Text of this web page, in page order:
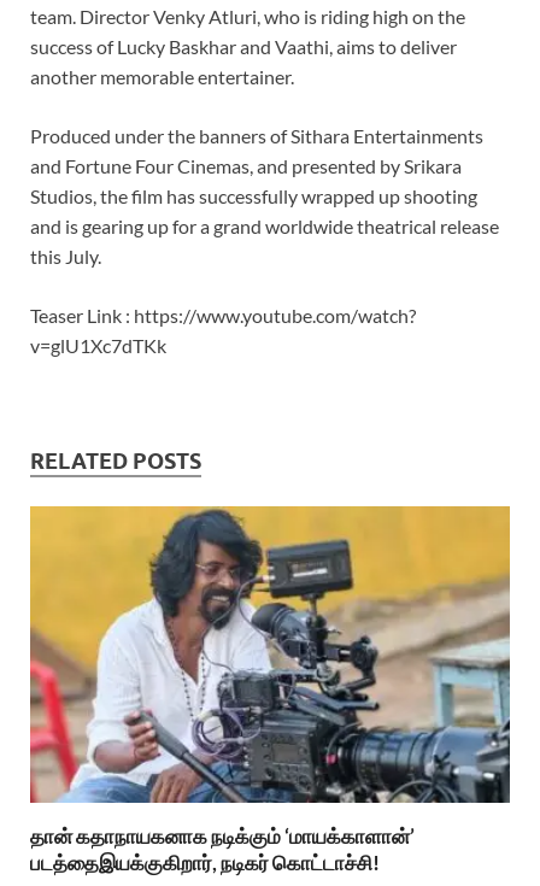
team. Director Venky Atluri, who is riding high on the
success of Lucky Baskhar and Vaathi, aims to deliver
another memorable entertainer.
Produced under the banners of Sithara Entertainments
and Fortune Four Cinemas, and presented by Srikara
Studios, the film has successfully wrapped up shooting
and is gearing up for a grand worldwide theatrical release
this July.
Teaser Link : https://www.youtube.com/watch?
v=glU1Xc7dTKk
RELATED POSTS
தான் கதாநாயகனாக நடிக்கும் ‘மாயக்காளான்’
படத்தைஇயக்குகிறார், நடிகர் கொட்டாச்சி!